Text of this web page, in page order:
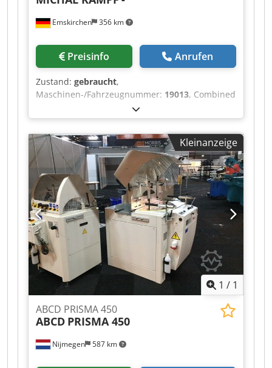
Emskirchen 356 km
Preisinfo Anrufen
Zustand: gebraucht,
Maschinen-/Fahrzeugnummer: 19013, Combined
copying milling machine - lathe MICHÄL KÄMPF
Online-Video-Inspection by Skype-Video We
would be very pleased with your visit - more
machines on Stock Available Immediately - Can
be inspect Cjdpoh Axryefx Agkjrf On Stock
Emskirchen / Nürnberg - Can be test
Kleinanzeige
1 / 1
Nijmegen 587 km
ABCD PRISMA 450
ABCD PRISMA 450